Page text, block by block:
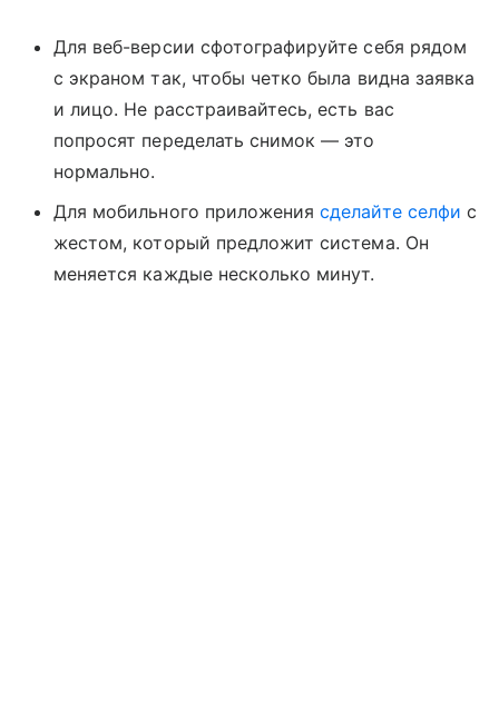
Для веб-версии сфотографируйте себя рядом
с экраном так, чтобы четко была видна заявка
и лицо. Не расстраивайтесь, есть вас
попросят переделать снимок — это
нормально.
Для мобильного приложениясделайте селфи с
жестом, который предложит система. Он
меняется каждые несколько минут.